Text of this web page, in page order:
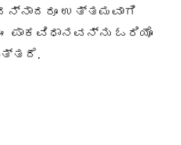
ಉತ್ತಮವಾಗಿ
ಪಾಕವಿಧಾನವನ್ನು ಓರಿಯೊ